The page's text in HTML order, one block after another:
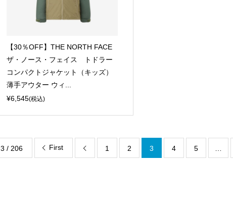
【30％OFF】THE NORTH FACE
ザ・ノース・フェイス トドラー
コンパクトジャケット（キッズ）
薄手アウター ウィ...
¥6,545(税込)
3 / 206 First  1 2 3 4 5